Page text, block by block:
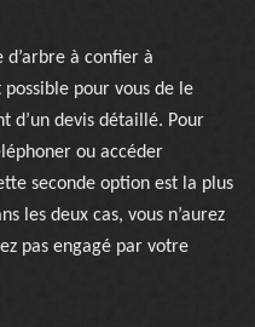
d’arbre à confier à
possible pour vous de le
d’un devis détaillé. Pour
ou accéder
seconde option est la plus
les deux cas, vous n’aurez
pas engagé par votre